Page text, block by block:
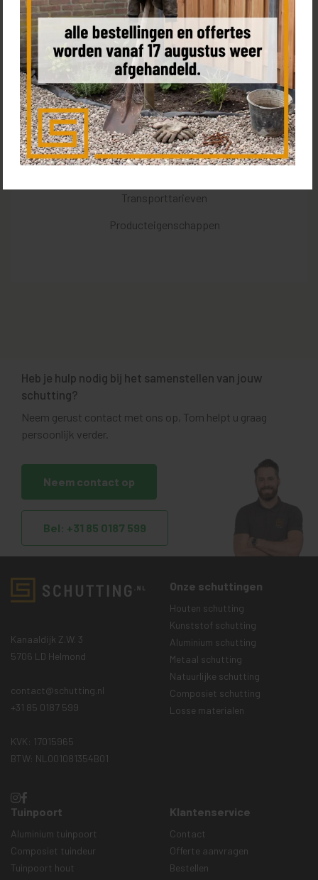
Product omschrijving
Kenmerken
Transporttarieven
Producteigenschappen
Heb je hulp nodig bij het samenstellen van jouw
schutting?
Neem gerust contact met ons op, Tom helpt u graag
persoonlijk verder.
Neem contact op
Bel: +31 85 0187 599
Kanaaldijk Z.W. 3
5706 LD Helmond
contact@schutting.nl
+31 85 0187 599
KVK: 17015965
BTW: NL001081354B01
Onze schuttingen
Houten schutting
Kunststof schutting
Aluminium schutting
Metaal schutting
Natuurlijke schutting
Composiet schutting
Losse materialen
Tuinpoort
Aluminium tuinpoort
Composiet tuindeur
Tuinpoort hout
Klantenservice
Contact
Offerte aanvragen
Bestellen